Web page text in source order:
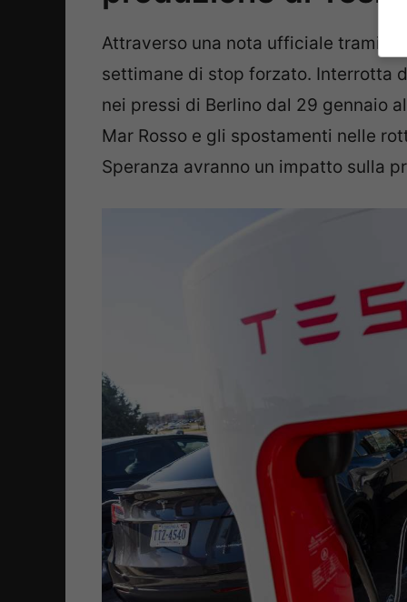
Attraverso una nota ufficiale tramite
settimane di stop forzato. Interrotta
nei pressi di Berlino dal 29 gennaio
Mar Rosso e gli spostamenti nelle
Speranza avranno un impatto sulla